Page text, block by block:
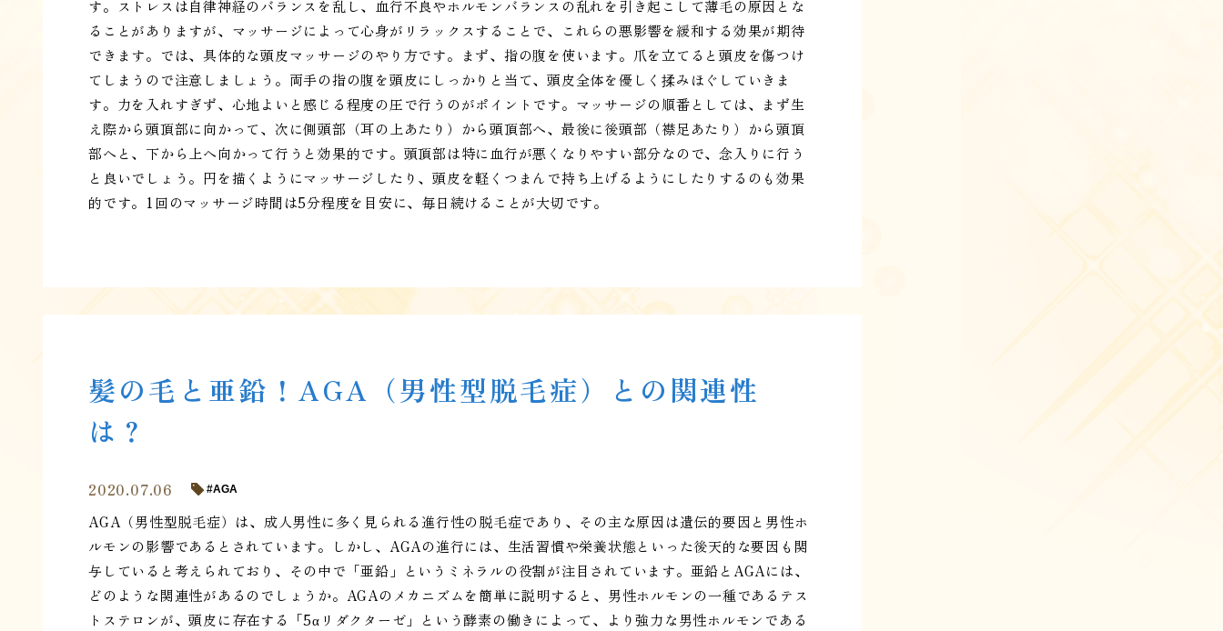
す。ストレスは自律神経のバランスを乱し、血行不良やホルモンバランスの乱れを引き起こして薄毛の原因とな
ることがありますが、マッサージによって心身がリラックスすることで、これらの悪影響を緩和する効果が期待
できます。では、具体的な頭皮マッサージのやり方です。まず、指の腹を使います。爪を立てると頭皮を傷つけ
てしまうので注意しましょう。両手の指の腹を頭皮にしっかりと当て、頭皮全体を優しく揉みほぐしていきま
す。力を入れすぎず、心地よいと感じる程度の圧で行うのがポイントです。マッサージの順番としては、まず生
え際から頭頂部に向かって、次に側頭部（耳の上あたり）から頭頂部へ、最後に後頭部（襟足あたり）から頭頂
部へと、下から上へ向かって行うと効果的です。頭頂部は特に血行が悪くなりやすい部分なので、念入りに行う
と良いでしょう。円を描くようにマッサージしたり、頭皮を軽くつまんで持ち上げるようにしたりするのも効果
的です。1回のマッサージ時間は5分程度を目安に、毎日続けることが大切です。
髪の毛と亜鉛！AGA（男性型脱毛症）との関連性
は？
2020.07.06 AGA
AGA（男性型脱毛症）は、成人男性に多く見られる進行性の脱毛症であり、その主な原因は遺伝的要因と男性ホ
ルモンの影響であるとされています。しかし、AGAの進行には、生活習慣や栄養状態といった後天的な要因も関
与していると考えられており、その中で「亜鉛」というミネラルの役割が注目されています。亜鉛とAGAには、
どのような関連性があるのでしょうか。AGAのメカニズムを簡単に説明すると、男性ホルモンの一種であるテス
トステロンが、頭皮に存在する「5αリダクターゼ」という酵素の働きによって、より強力な男性ホルモンである